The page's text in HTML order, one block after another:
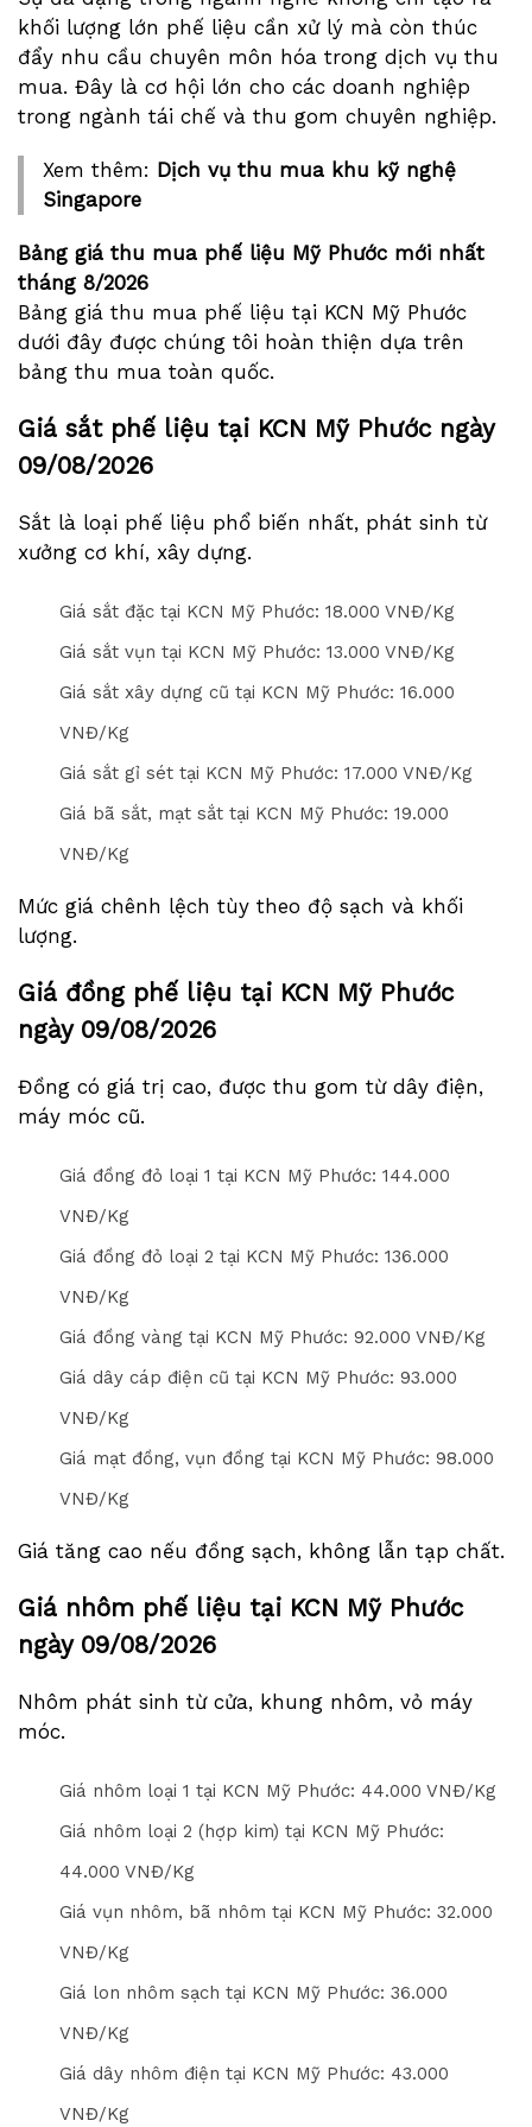
khối lượng lớn phế liệu cần xử lý mà còn thúc
đẩy nhu cầu chuyên môn hóa trong dịch vụ thu
mua. Đây là cơ hội lớn cho các doanh nghiệp
trong ngành tái chế và thu gom chuyên nghiệp.
Xem thêm: Dịch vụ thu mua khu kỹ nghệ
Singapore
Bảng giá thu mua phế liệu Mỹ Phước mới nhất
tháng 8/2026
Bảng giá thu mua phế liệu tại KCN Mỹ Phước
dưới đây được chúng tôi hoàn thiện dựa trên
bảng thu mua toàn quốc.
Giá sắt phế liệu tại KCN Mỹ Phước ngày
09/08/2026
Sắt là loại phế liệu phổ biến nhất, phát sinh từ
xưởng cơ khí, xây dựng.
Giá sắt đặc tại KCN Mỹ Phước: 18.000 VNĐ/Kg
Giá sắt vụn tại KCN Mỹ Phước: 13.000 VNĐ/Kg
Giá sắt xây dựng cũ tại KCN Mỹ Phước: 16.000
VNĐ/Kg
Giá sắt gỉ sét tại KCN Mỹ Phước: 17.000 VNĐ/Kg
Giá bã sắt, mạt sắt tại KCN Mỹ Phước: 19.000
VNĐ/Kg
Mức giá chênh lệch tùy theo độ sạch và khối
lượng.
Giá đồng phế liệu tại KCN Mỹ Phước
ngày 09/08/2026
Đồng có giá trị cao, được thu gom từ dây điện,
máy móc cũ.
Giá đồng đỏ loại 1 tại KCN Mỹ Phước: 144.000
VNĐ/Kg
Giá đồng đỏ loại 2 tại KCN Mỹ Phước: 136.000
VNĐ/Kg
Giá đồng vàng tại KCN Mỹ Phước: 92.000 VNĐ/Kg
Giá dây cáp điện cũ tại KCN Mỹ Phước: 93.000
VNĐ/Kg
Giá mạt đồng, vụn đồng tại KCN Mỹ Phước: 98.000
VNĐ/Kg
Giá tăng cao nếu đồng sạch, không lẫn tạp chất.
Giá nhôm phế liệu tại KCN Mỹ Phước
ngày 09/08/2026
Nhôm phát sinh từ cửa, khung nhôm, vỏ máy
móc.
Giá nhôm loại 1 tại KCN Mỹ Phước: 44.000 VNĐ/Kg
Giá nhôm loại 2 (hợp kim) tại KCN Mỹ Phước:
44.000 VNĐ/Kg
Giá vụn nhôm, bã nhôm tại KCN Mỹ Phước: 32.000
VNĐ/Kg
Giá lon nhôm sạch tại KCN Mỹ Phước: 36.000
VNĐ/Kg
Giá dây nhôm điện tại KCN Mỹ Phước: 43.000
VNĐ/Kg